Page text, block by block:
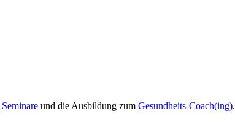
Seminare und die Ausbildung zum Gesundheits-Coach(ing).